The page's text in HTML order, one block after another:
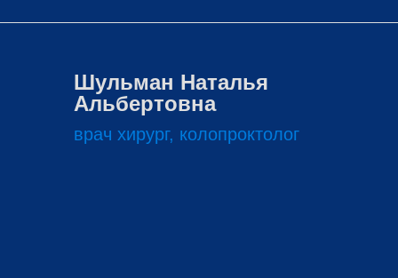
врач хирург, колопроктолог
Шульман Наталья
Альбертовна